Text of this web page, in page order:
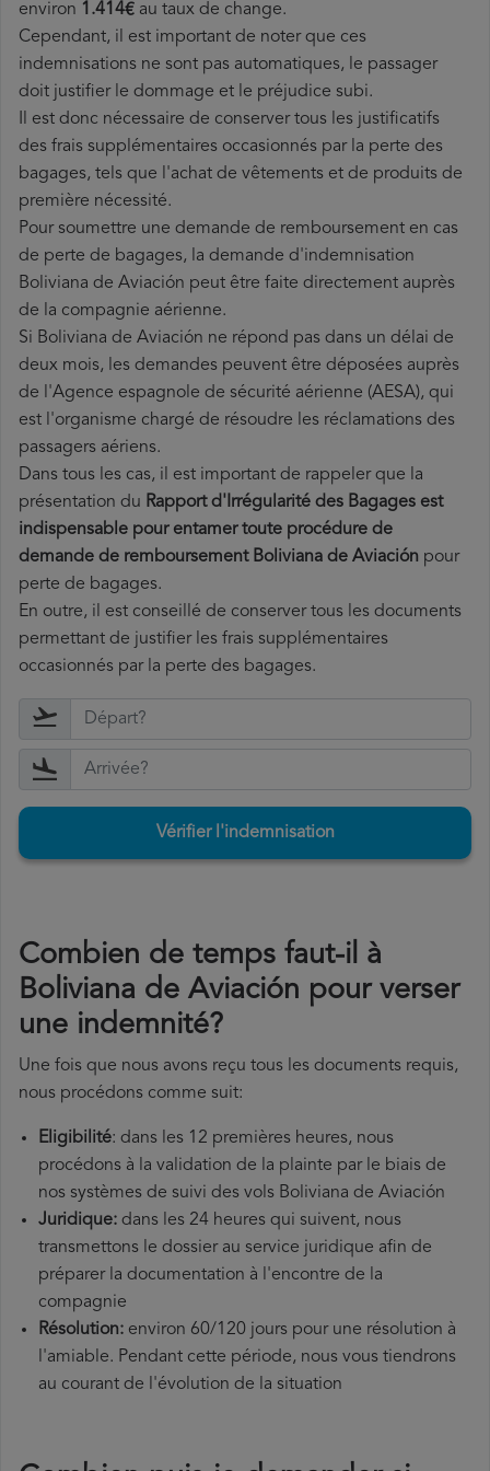
environ 1.414€ au taux de change.
Cependant, il est important de noter que ces
indemnisations ne sont pas automatiques, le passager
doit justifier le dommage et le préjudice subi.
Il est donc nécessaire de conserver tous les justificatifs
des frais supplémentaires occasionnés par la perte des
bagages, tels que l'achat de vêtements et de produits de
première nécessité.
Pour soumettre une demande de remboursement en cas
de perte de bagages, la demande d'indemnisation
Boliviana de Aviación peut être faite directement auprès
de la compagnie aérienne.
Si Boliviana de Aviación ne répond pas dans un délai de
deux mois, les demandes peuvent être déposées auprès
de l'Agence espagnole de sécurité aérienne (AESA), qui
est l'organisme chargé de résoudre les réclamations des
passagers aériens.
Dans tous les cas, il est important de rappeler que la
présentation du Rapport d'Irrégularité des Bagages est
indispensable pour entamer toute procédure de
demande de remboursement Boliviana de Aviación pour
perte de bagages.
En outre, il est conseillé de conserver tous les documents
permettant de justifier les frais supplémentaires
occasionnés par la perte des bagages.
Vérifier l'indemnisation
Combien de temps faut-il à
Boliviana de Aviación pour verser
une indemnité?
Une fois que nous avons reçu tous les documents requis,
nous procédons comme suit:
Eligibilité: dans les 12 premières heures, nous
procédons à la validation de la plainte par le biais de
nos systèmes de suivi des vols Boliviana de Aviación
Juridique: dans les 24 heures qui suivent, nous
transmettons le dossier au service juridique afin de
préparer la documentation à l'encontre de la
compagnie
Résolution: environ 60/120 jours pour une résolution à
l'amiable. Pendant cette période, nous vous tiendrons
au courant de l'évolution de la situation